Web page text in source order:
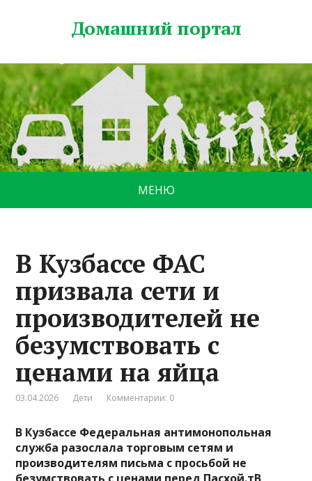
Домашний портал
МЕНЮ
В Кузбассе ФАС
призвала сети и
производителей не
безумствовать с
ценами на яйца
03.04.2026 Дети Комментарии: 0
В Кузбассе Федеральная антимонопольная
служба разослала торговым сетям и
производителям письма с просьбой не